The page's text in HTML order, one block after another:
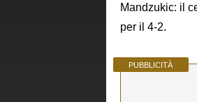
Mandzukic: il
per il 4-2.
PUBBLICITÀ